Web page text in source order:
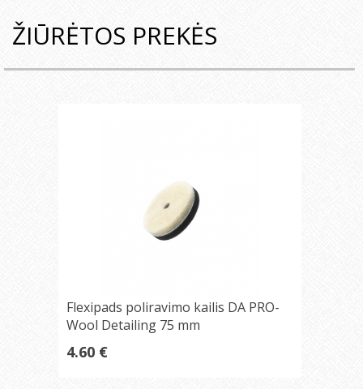
ŽIŪRĖTOS PREKĖS
Flexipads poliravimo kailis DA PRO-
Wool Detailing 75 mm
4.60 €